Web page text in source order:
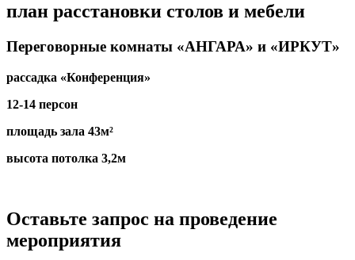
план расстановки столов и мебели
Переговорные комнаты «АНГАРА» и «ИРКУТ»
рассадка «Конференция»
12-14 персон
площадь зала 43м²
высота потолка 3,2м
Оставьте запрос на проведение
мероприятия